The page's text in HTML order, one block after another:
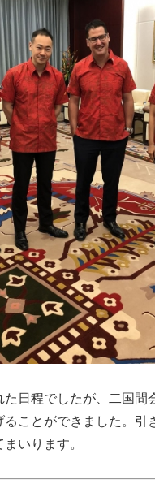
た日程でしたが、二国間
ることができました。引
いります。